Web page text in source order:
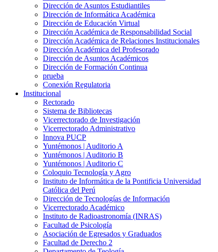
Dirección de Asuntos Estudiantiles
Dirección de Informática Académica
Dirección de Educación Virtual
Dirección Académica de Responsabilidad Social
Dirección Académica de Relaciones Institucionales
Dirección Académica del Profesorado
Dirección de Asuntos Académicos
Dirección de Formación Continua
prueba
Conexión Regulatoria
Institucional
Rectorado
Sistema de Bibliotecas
Vicerrectorado de Investigación
Vicerrectorado Administrativo
Innova PUCP
Yuntémonos | Auditorio A
Yuntémonos | Auditorio B
Yuntémonos | Auditorio C
Coloquio Tecnología y Agro
Instituto de Informática de la Pontificia Universidad
Católica del Perú
Dirección de Tecnologías de Información
Vicerrectorado Académico
Instituto de Radioastronomía (INRAS)
Facultad de Psicología
Asociación de Egresados y Graduados
Facultad de Derecho 2